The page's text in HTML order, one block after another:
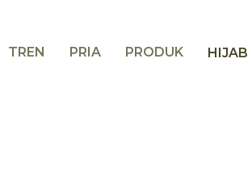
TREN PRIA PRODUK HIJAB